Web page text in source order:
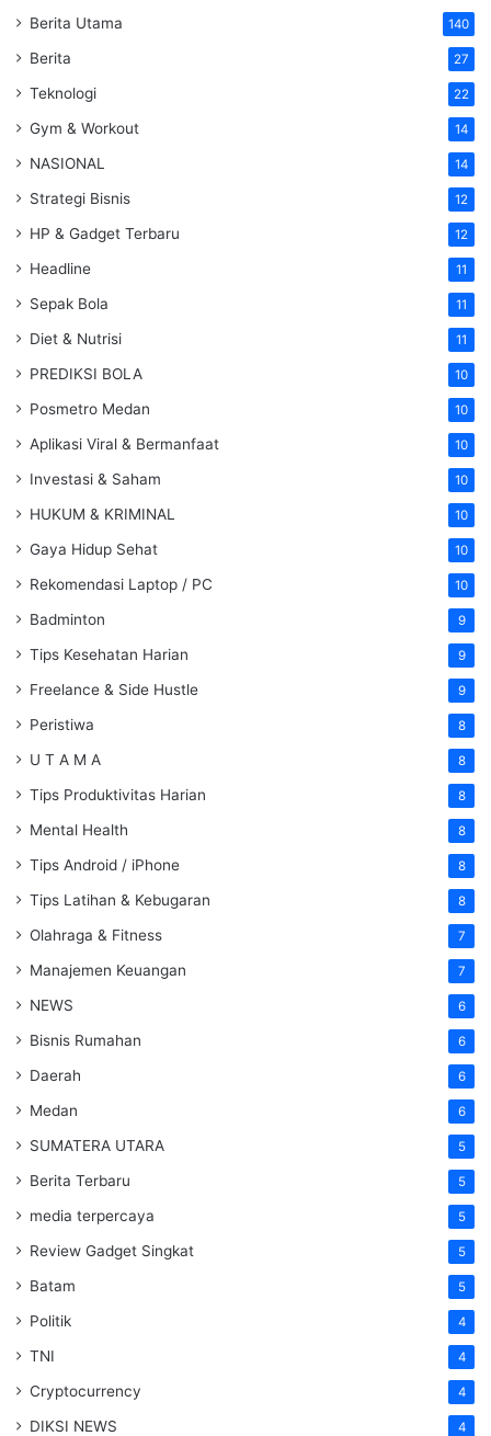
Berita Utama 140
Berita 27
Teknologi 22
Gym & Workout 14
NASIONAL 14
Strategi Bisnis 12
HP & Gadget Terbaru 12
Headline 11
Sepak Bola 11
Diet & Nutrisi 11
PREDIKSI BOLA 10
Posmetro Medan 10
Aplikasi Viral & Bermanfaat 10
Investasi & Saham 10
HUKUM & KRIMINAL 10
Gaya Hidup Sehat 10
Rekomendasi Laptop / PC 10
Badminton 9
Tips Kesehatan Harian 9
Freelance & Side Hustle 9
Peristiwa 8
U T A M A 8
Tips Produktivitas Harian 8
Mental Health 8
Tips Android / iPhone 8
Tips Latihan & Kebugaran 8
Olahraga & Fitness 7
Manajemen Keuangan 7
NEWS 6
Bisnis Rumahan 6
Daerah 6
Medan 6
SUMATERA UTARA 5
Berita Terbaru 5
media terpercaya 5
Review Gadget Singkat 5
Batam 5
Politik 4
TNI 4
Cryptocurrency 4
DIKSI NEWS 4